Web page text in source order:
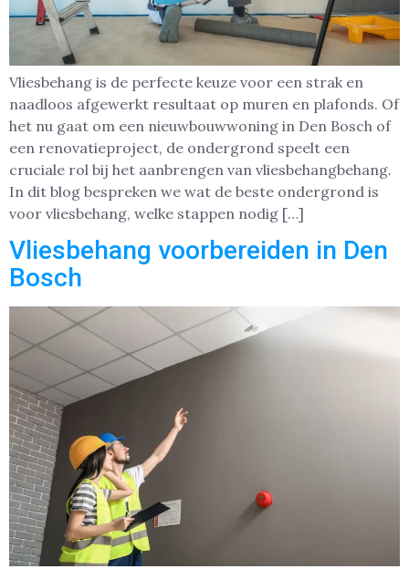
Vliesbehang is de perfecte keuze voor een strak en
naadloos afgewerkt resultaat op muren en plafonds. Of
het nu gaat om een nieuwbouwwoning in Den Bosch of
een renovatieproject, de ondergrond speelt een
cruciale rol bij het aanbrengen van vliesbehangbehang.
In dit blog bespreken we wat de beste ondergrond is
voor vliesbehang, welke stappen nodig […]
Vliesbehang voorbereiden in Den
Bosch